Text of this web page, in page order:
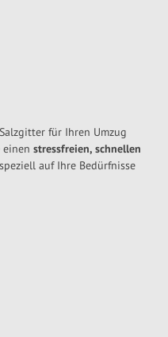
für Ihren Umzug
stressfreien, schnellen
auf Ihre Bedürfnisse